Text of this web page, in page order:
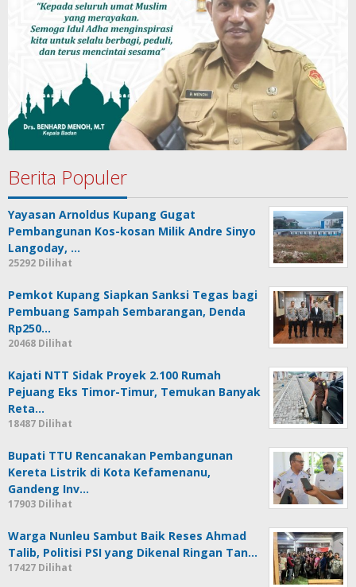
Berita Populer
Yayasan Arnoldus Kupang Gugat
Pembangunan Kos-kosan Milik Andre Sinyo
Langoday, …
25292 Dilihat
Pemkot Kupang Siapkan Sanksi Tegas bagi
Pembuang Sampah Sembarangan, Denda
Rp250…
20468 Dilihat
Kajati NTT Sidak Proyek 2.100 Rumah
Pejuang Eks Timor-Timur, Temukan Banyak
Reta…
18487 Dilihat
Bupati TTU Rencanakan Pembangunan
Kereta Listrik di Kota Kefamenanu,
Gandeng Inv…
17903 Dilihat
Warga Nunleu Sambut Baik Reses Ahmad
Talib, Politisi PSI yang Dikenal Ringan Tan…
17427 Dilihat